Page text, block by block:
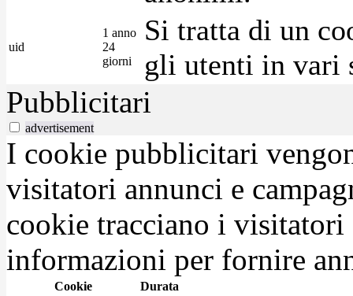
uid
1 anno
24
giorni
Si tratta di un
gli utenti in vari
Pubblicitari
advertisement
I cookie pubblicitari
visitatori annunci e
cookie tracciano i visitatori
informazioni per fornire
Cookie Durata